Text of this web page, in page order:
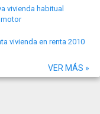
vivienda habitual
vivienda en renta 2010
VER MÁS »